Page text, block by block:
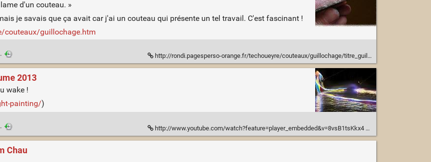
d'un couteau. »
je savais que ça avait car j'ai un couteau qui présente un tel travail. C'est fascinant !
couteaux/guillochage.htm
· http://rondi.pagesperso-orange.fr/techoueyre/couteaux/guillochage/titre_guillo.jpg
2013
wake !
painting/)
· http://www.youtube.com/watch?feature=player_embedded&v=8vsB1tsKkx4
Chau